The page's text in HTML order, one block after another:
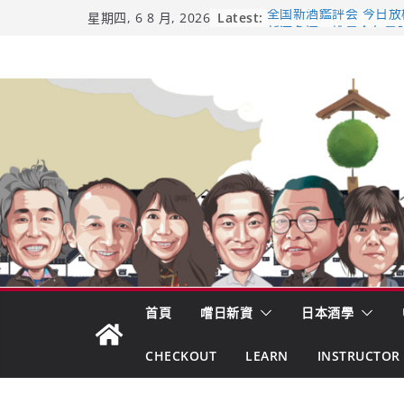
星期四, 6 8 月, 2026 Latest: 全国新酒鑑評会 今日
市場！梅乃宿上市背後
龜之井酒造：口說上
吟釀的堅持與傳承 ～
日本酒類地理標示
首頁 嚐日新資 日本酒學
CHECKOUT LEARN